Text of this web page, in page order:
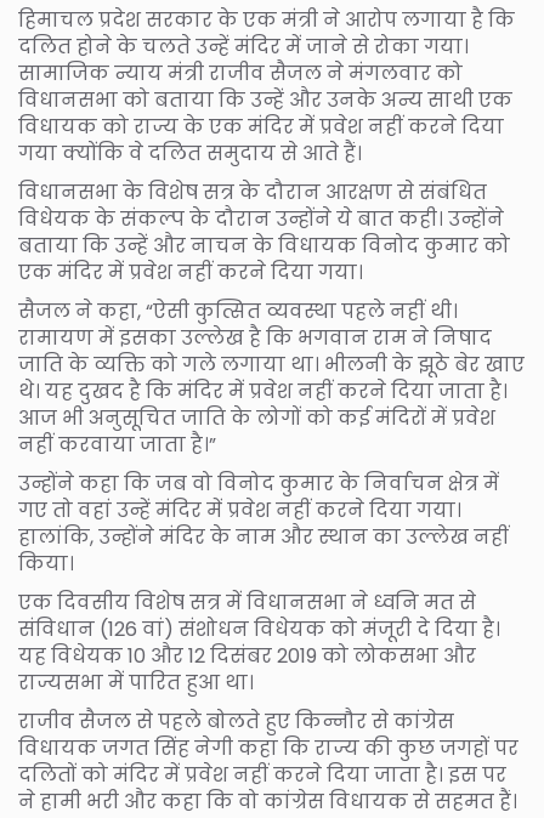
हिमाचल प्रदेश सरकार के एक मंत्री ने आरोप लगाया है कि
दलित होने के चलते उन्हें मंदिर में जाने से रोका गया।
सामाजिक न्याय मंत्री राजीव सैजल ने मंगलवार को
विधानसभा को बताया कि उन्हें और उनके अन्य साथी एक
विधायक को राज्य के एक मंदिर में प्रवेश नहीं करने दिया
गया क्योंकि वे दलित समुदाय से आते हैं।
विधानसभा के विशेष सत्र के दौरान आरक्षण से संबंधित
विधेयक के संकल्प के दौरान उन्होंने ये बात कही। उन्होंने
बताया कि उन्हें और नाचन के विधायक विनोद कुमार को
एक मंदिर में प्रवेश नहीं करने दिया गया।
सैजल ने कहा, “ऐसी कुत्सित व्यवस्था पहले नहीं थी।
रामायण में इसका उल्लेख है कि भगवान राम ने निषाद
जाति के व्यक्ति को गले लगाया था। भीलनी के झूठे बेर खाए
थे। यह दुखद है कि मंदिर में प्रवेश नहीं करने दिया जाता है।
आज भी अनुसूचित जाति के लोगों को कई मंदिरों में प्रवेश
नहीं करवाया जाता है।”
उन्होंने कहा कि जब वो विनोद कुमार के निर्वाचन क्षेत्र में
गए तो वहां उन्हें मंदिर में प्रवेश नहीं करने दिया गया।
हालांकि, उन्होंने मंदिर के नाम और स्थान का उल्लेख नहीं
किया।
एक दिवसीय विशेष सत्र में विधानसभा ने ध्वनि मत से
संविधान (126 वां) संशोधन विधेयक को मंजूरी दे दिया है।
यह विधेयक 10 और 12 दिसंबर 2019 को लोकसभा और
राज्यसभा में पारित हुआ था।
राजीव सैजल से पहले बोलते हुए किन्नौर से कांग्रेस
विधायक जगत सिंह नेगी कहा कि राज्य की कुछ जगहों पर
दलितों को मंदिर में प्रवेश नहीं करने दिया जाता है। इस पर
ने हामी भरी और कहा कि वो कांग्रेस विधायक से सहमत हैं।